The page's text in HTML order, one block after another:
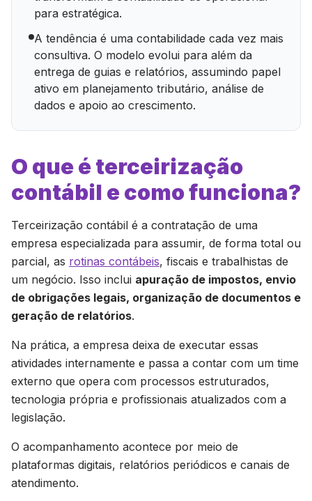
para estratégica.
A tendência é uma contabilidade cada vez mais
consultiva. O modelo evolui para além da
entrega de guias e relatórios, assumindo papel
ativo em planejamento tributário, análise de
dados e apoio ao crescimento.
O que é terceirização
contábil e como funciona?
Terceirização contábil é a contratação de uma
empresa especializada para assumir, de forma total ou
parcial, as rotinas contábeis, fiscais e trabalhistas de
um negócio. Isso inclui apuração de impostos, envio
de obrigações legais, organização de documentos e
geração de relatórios.
Na prática, a empresa deixa de executar essas
atividades internamente e passa a contar com um time
externo que opera com processos estruturados,
tecnologia própria e profissionais atualizados com a
legislação.
O acompanhamento acontece por meio de
plataformas digitais, relatórios periódicos e canais de
atendimento.